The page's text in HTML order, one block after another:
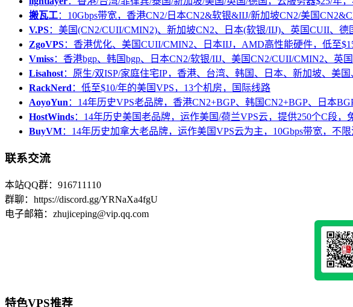
搬瓦工：10Gbps带宽，香港CN2/日本CN2&软银&IIJ/新加坡CN2/美国
V.PS：美国(CN2/CUII/CMIN2)、新加坡CN2、日本(软银/IIJ)、英国CUII、德
ZgoVPS：香港优化、美国CUII/CMIN2、日本IIJ，AMD高性能硬件，低至
Vmiss：香港bgp、韩国bgp、日本CN2/软银/IIJ、美国CN2/CUII/CMIN2、英
Lisahost：原生/双ISP/家庭住宅IP，香港、台湾、韩国、日本、新加坡、美国
RackNerd ：低至$10/年的美国VPS，13个机房，国际线路
AoyoYun ：14年历史VPS老品牌，香港CN2+BGP、韩国CN2+BGP、日本
HostWinds：14年历史美国老品牌，运作美国/荷兰VPS云，提供250个C段，
BuyVM：14年历史加拿大老品牌，运作美国VPS云为主，10Gbps带宽，不
联系交流
本站QQ群：916711110
群聊：https://discord.gg/YRNaXa4fgU
电子邮箱：zhujiceping@vip.qq.com
特色VPS推荐